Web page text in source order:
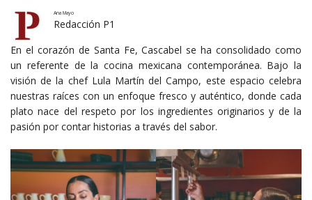
Ana Mayo
Redacción P1
En el corazón de Santa Fe, Cascabel se ha consolidado como
un referente de la cocina mexicana contemporánea. Bajo la
visión de la chef Lula Martín del Campo, este espacio celebra
nuestras raíces con un enfoque fresco y auténtico, donde cada
plato nace del respeto por los ingredientes originarios y de la
pasión por contar historias a través del sabor.